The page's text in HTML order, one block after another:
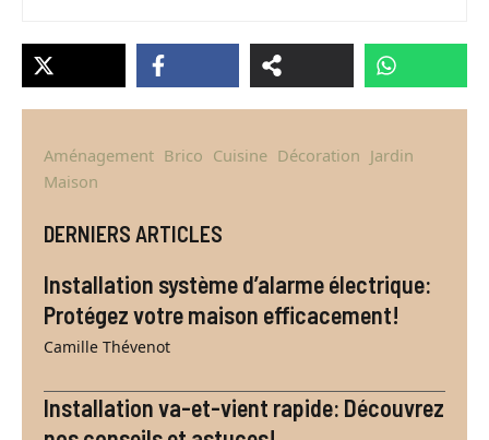
Aménagement Brico Cuisine Décoration Jardin
Maison
DERNIERS ARTICLES
Installation système d’alarme électrique:
Protégez votre maison efficacement!
Camille Thévenot
Installation va-et-vient rapide: Découvrez